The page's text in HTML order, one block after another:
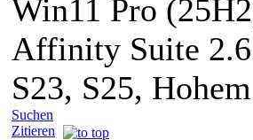
Win11 Pro
Affinity Suite
S23, S25,
Suchen
Zitieren